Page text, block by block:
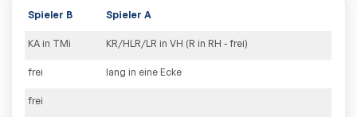
Spieler B Spieler A
KA in TMi KR/HLR/LR in VH (R in RH - frei)
frei lang in eine Ecke
frei